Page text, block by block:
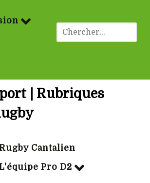
| Rubriques
Cantalien
Pro D2